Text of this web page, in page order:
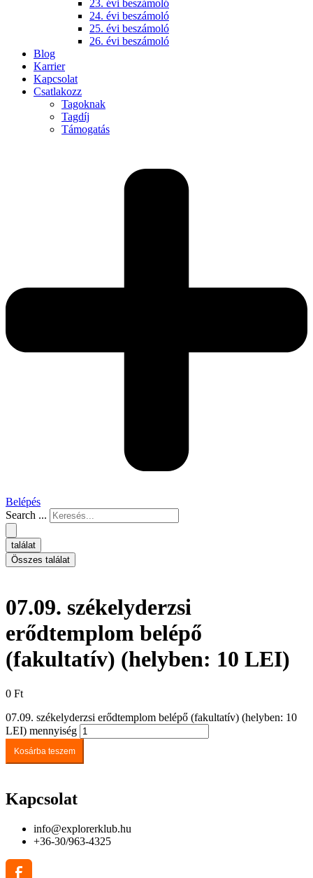
23. évi beszámoló
24. évi beszámoló
25. évi beszámoló
26. évi beszámoló
Blog
Karrier
Kapcsolat
Csatlakozz
Tagoknak
Tagdíj
Támogatás
Belépés
Search ...
találat
Összes találat
07.09. székelyderzsi
erődtemplom belépő
(fakultatív) (helyben: 10 LEI)
0 Ft
07.09. székelyderzsi erődtemplom belépő (fakultatív) (helyben: 10
LEI) mennyiség
Kosárba teszem
Kapcsolat
info@explorerklub.hu
+36-30/963-4325